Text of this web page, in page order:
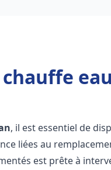
, il est essentiel de
liées au
est prête à